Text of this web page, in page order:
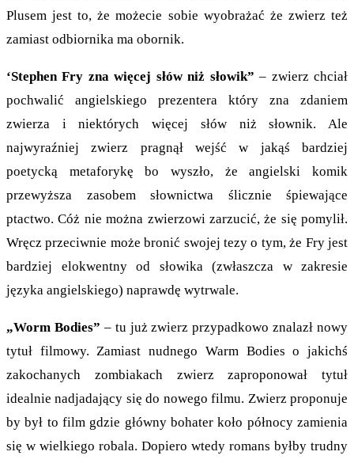
Plusem jest to, że możecie sobie wyobrażać że zwierz też
zamiast odbiornika ma obornik.
‘Stephen Fry zna więcej słów niż słowik” – zwierz chciał
pochwalić angielskiego prezentera który zna zdaniem
zwierza i niektórych więcej słów niż słownik. Ale
najwyraźniej zwierz pragnął wejść w jakąś bardziej
poetycką metaforykę bo wyszło, że angielski komik
przewyższa zasobem słownictwa ślicznie śpiewające
ptactwo. Cóż nie można zwierzowi zarzucić, że się pomylił.
Wręcz przeciwnie może bronić swojej tezy o tym, że Fry jest
bardziej elokwentny od słowika (zwłaszcza w zakresie
języka angielskiego) naprawdę wytrwale.
„Worm Bodies” – tu już zwierz przypadkowo znalazł nowy
tytuł filmowy. Zamiast nudnego Warm Bodies o jakichś
zakochanych zombiakach zwierz zaproponował tytuł
idealnie nadjadający się do nowego filmu. Zwierz proponuje
by był to film gdzie główny bohater koło północy zamienia
się w wielkiego robala. Dopiero wtedy romans byłby trudny